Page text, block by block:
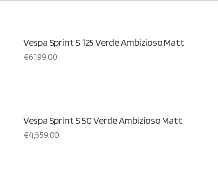
Vespa Sprint S 125 Verde Ambizioso Matt
€6,199.00
Vespa Sprint S 50 Verde Ambizioso Matt
€4,659.00